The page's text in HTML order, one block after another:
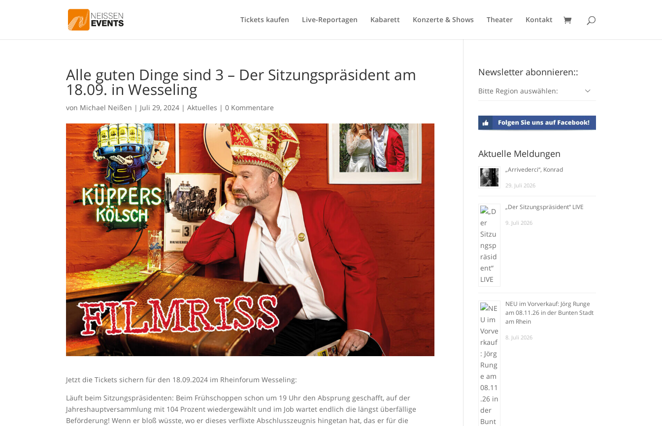
Tickets kaufen Live-Reportagen Kabarett Konzerte & Shows Theater Kontakt
Alle guten Dinge sind 3 – Der Sitzungspräsident am
18.09. in Wesseling
von Michael Neißen | Juli 29, 2024 |Aktuelles |0 Kommentare
Jetzt die Tickets sichern für den 18.09.2024 im Rheinforum Wesseling:
Läuft beim Sitzungspräsidenten: Beim Frühschoppen schon um 19 Uhr den Absprung geschafft, auf der
Jahreshauptversammlung mit 104 Prozent wiedergewählt und im Job wartet endlich die längst überfällige
Beförderung! Wenn er bloß wüsste, wo er dieses verflixte Abschlusszeugnis hingetan hat, das er für die
Newsletter abonnieren::
Bitte Region auswählen:
Aktuelle Meldungen
„Arrivederci“, Konrad
29. Juli 2026
„Der Sitzungspräsident“ LIVE
9. Juli 2026
NEU im Vorverkauf: Jörg Runge
am 08.11.26 in der Bunten Stadt
am Rhein
8. Juli 2026